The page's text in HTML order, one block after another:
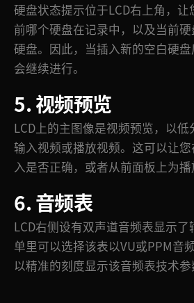
硬盘状态提示位于LCD右上角，
前哪个硬盘在记录中，以及当前
硬盘。因此，当插入新的空白硬
会继续进行。
5. 视频预览
LCD上的主图像是视频预览，以
输入视频或播放视频。这可以让
入是否正确，或者从前面板上为播
6. 音频表
LCD右侧设有双声道音频表显示
单里可以选择该表以VU或PPM音
以精准的刻度显示该音频表技术参